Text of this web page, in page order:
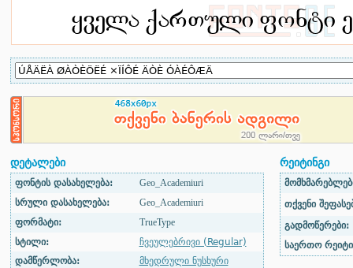
დეტალები
ფონტის დასახელება:
Geo_Academiuri
სრული დასახელება:
Geo_Academiuri
ფორმატი:
TrueType
სტილი:
ჩვეულებრივი (Regular)
დამწერლობა:
მხედრული ნუსხური
რეიტინგი
თქვენი
გადმოწერები:
საერთო